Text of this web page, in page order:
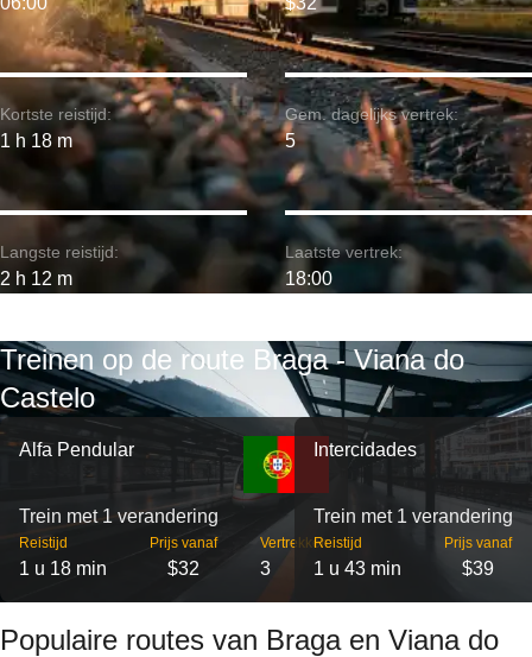
Kortste reistijd:
1 h 18 m
Langste reistijd:
2 h 12 m
Gem. dagelijks vertrek:
5
Laatste vertrek:
18:00
Treinen op de route Braga - Viana do
Castelo
Alfa Pendular
Trein met 1 verandering
Reistijd
1 u 18 min
Prijs vanaf
$32
Vertrekken
3
Intercidades
Trein met 1 verandering
Reistijd
1 u 43 min
Prijs vanaf
$39
Populaire routes van Braga en Viana do